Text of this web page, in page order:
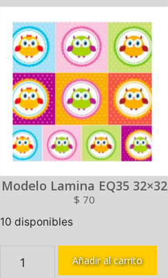
Modelo Lamina EQ35 32×32
$ 70
10 disponibles
Añadir al carrito